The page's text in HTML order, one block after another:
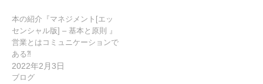
本の紹介『マネジメント[エッ
センシャル版] – 基本と原則 』
営業とはコミュニケーションで
ある⁈
2022年2月3日
ブログ